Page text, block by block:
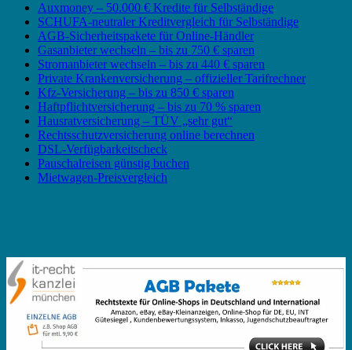
Auxmoney – 50.000 € Kredite für Selbständige
SCHUFA-neutraler Kreditvergleich für Selbständige
AGB-Sicherheitspakete für Online-Händler
Gasanbieter wechseln – bis zu 750 € sparen
Stromanbieter wechseln – bis zu 440 € sparen
Private Krankenversicherung – offizieller Tarifrechner
Kfz-Versicherung – bis zu 850 € sparen
Haftpflichtversicherung – bis zu 70 % sparen
Hausratversicherung – TÜV „sehr gut“
Rechtsschutzversicherung online berechnen
DSL-Verfügbarkeitscheck
Pauschalreisen günstig buchen
Mietwagen-Preisvergleich